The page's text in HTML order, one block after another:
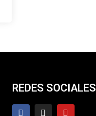
REDES SOCIALES